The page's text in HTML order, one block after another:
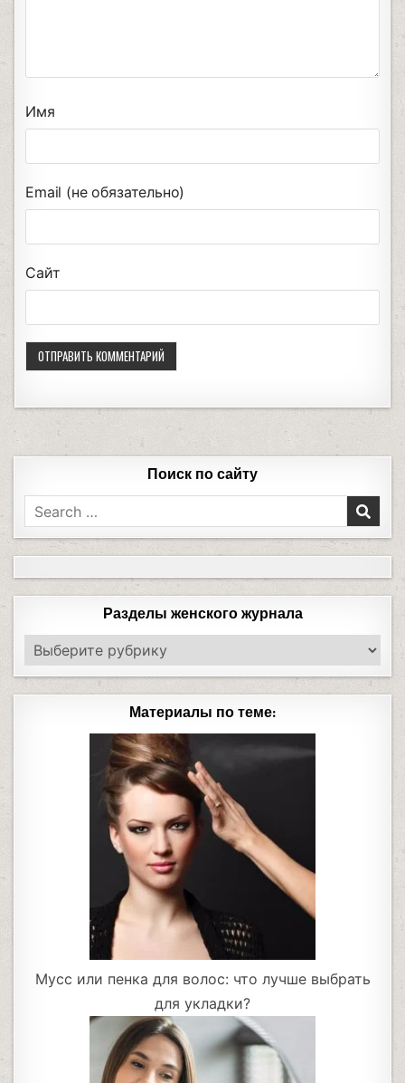
Имя
Email (не обязательно)
Сайт
Поиск по сайту
Разделы женского журнала
Материалы по теме:
Мусс или пенка для волос: что лучше выбрать
для укладки?